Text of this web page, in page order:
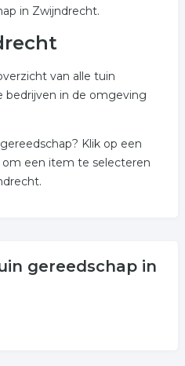
in Zwijndrecht.
van alle tuin
bedrijven in de omgeving
Klik op een
om een item te selecteren
gereedschap in